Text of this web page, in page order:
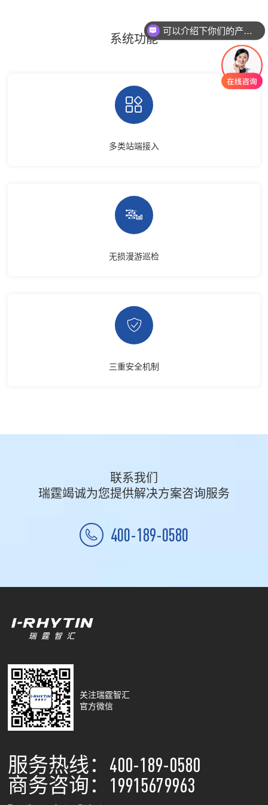
系统功能

多类站端接入

无损漫游巡检

三重安全机制
联系我们
瑞霆竭诚为您提供解决方案咨询服务
400-189-0580
服务热线：400-189-0580
商务咨询：19915679963
关注瑞霆智汇
官方微信